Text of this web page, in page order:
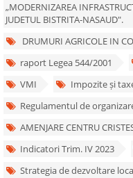
„MODERNIZAREA
JUDETUL BISTRITA-NASAUD".
DRUMURI AGRICOLE IN
raport Legea 544/2001
VMI
Impozite și
Regulamentul de
AMENJARE CENTRU
Indicatori Trim. IV 2023
Strategia de dezvoltare